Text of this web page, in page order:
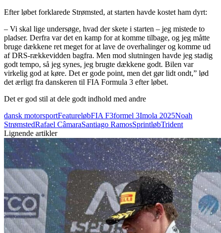
Efter løbet forklarede Strømsted, at starten havde kostet ham dyrt:
– Vi skal lige undersøge, hvad der skete i starten – jeg mistede to
pladser. Derfra var det en kamp for at komme tilbage, og jeg måtte
bruge dækkene ret meget for at lave de overhalinger og komme ud
af DRS-rækkevidden bagfra. Men mod slutningen havde jeg stadig
godt tempo, så jeg synes, jeg brugte dækkene godt. Bilen var
virkelig god at køre. Det er gode point, men det gør lidt ondt,” lød
det ærligt fra danskeren til FIA Formula 3 efter løbet.
Det er god stil at dele godt indhold med andre
dansk motorsportFeatureløbFIA F3formel 3Imola 2025Noah
StrømstedRafael CâmaraSantiago RamosSprintløbTrident
Lignende artikler